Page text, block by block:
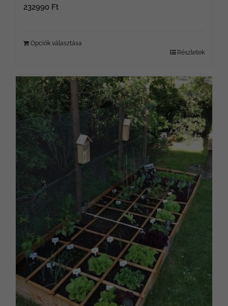
232990 Ft
Opciók választása
Részletek